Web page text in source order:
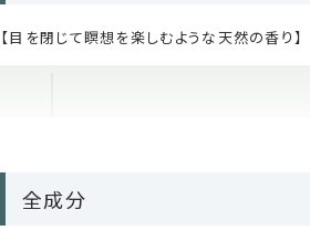
お手元のボトルと同じ容量です。
【目を閉じて瞑想を楽しむような天然の香り】
全成分